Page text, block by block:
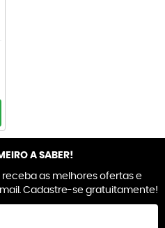
A SABER!
as melhores ofertas e
Cadastre-se gratuitamente!